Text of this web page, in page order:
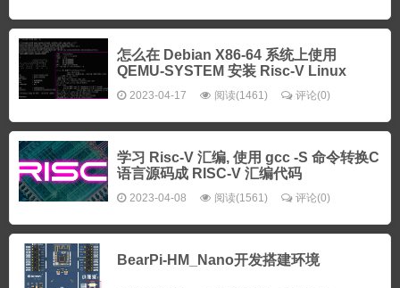
怎么在 Debian X86-64 系统上使用
QEMU-SYSTEM 安装 Risc-V Linux
2023-04-17 阅读(1461) 评论(0)
学习 Risc-V 汇编, 使用 gcc -S 命令转换C
语言源码成 RISC-V 汇编代码
2023-04-08 阅读(1561) 评论(0)
BearPi-HM_Nano开发搭建环境